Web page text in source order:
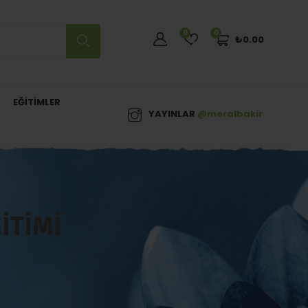
0
₺0.00
0
EĞITIMLER
YAYINLAR @meralbakir